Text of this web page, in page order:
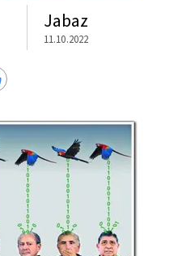
Jabaz
11.10.2022